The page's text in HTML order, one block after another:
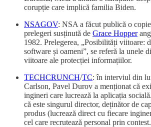
corupție care implică familia Biden.
NSAGOV: NSA a făcut publică o
prelegeri susținută de Grace Hopper
1982. Prelegerea, „Posibilități viitoare:
software și oameni”, se referă la unele
viitoare ale protecției informațiilor.
TECHCRUNCH/TC: în interviul din
Carlson, Pavel Durov a menționat că
ingineri care lucrează la aplicația
că este singurul director, deținător de
produs (lucrează direct cu fiecare
cel care recrutează personal prin